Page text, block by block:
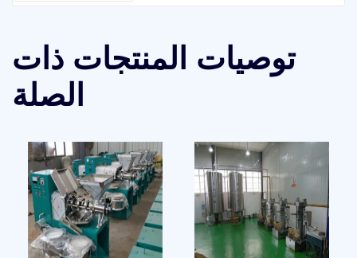
توصيات المنتجات ذات
الصلة